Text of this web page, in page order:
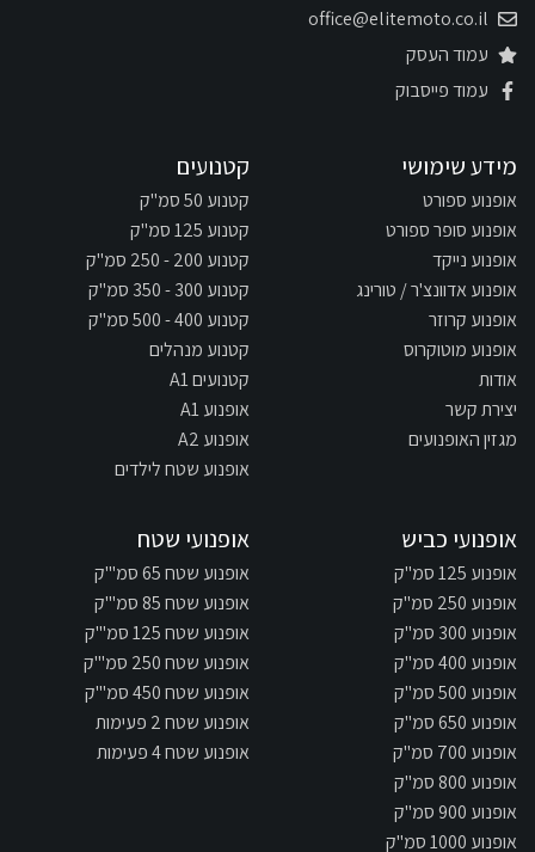
office@elitemoto.co.il
עמוד העסק
עמוד פייסבוק
מידע שימושי
אופנוע ספורט
אופנוע סופר ספורט
אופנוע נייקד
אופנוע אדוונצ'ר / טורינג
אופנוע קרוזר
אופנוע מוטוקרוס
אודות
יצירת קשר
מגזין האופנועים
קטנועים
קטנוע 50 סמ"ק
קטנוע 125 סמ"ק
קטנוע 200 - 250 סמ"ק
קטנוע 300 - 350 סמ"ק
קטנוע 400 - 500 סמ"ק
קטנוע מנהלים
קטנועים A1
אופנוע A1
אופנוע A2
אופנוע שטח לילדים
אופנועי כביש
אופנוע 125 סמ"ק
אופנוע 250 סמ"ק
אופנוע 300 סמ"ק
אופנוע 400 סמ"ק
אופנוע 500 סמ"ק
אופנוע 650 סמ"ק
אופנוע 700 סמ"ק
אופנוע 800 סמ"ק
אופנוע 900 סמ"ק
אופנוע 1000 סמ"ק
אופנועי שטח
אופנוע שטח 65 סמ"'ק
אופנוע שטח 85 סמ"'ק
אופנוע שטח 125 סמ"'ק
אופנוע שטח 250 סמ"'ק
אופנוע שטח 450 סמ"'ק
אופנוע שטח 2 פעימות
אופנוע שטח 4 פעימות